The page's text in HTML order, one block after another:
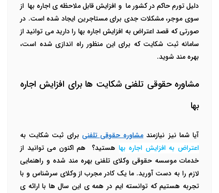
دلیل تورم حاکم در کشور ما و افزایش قابل ملاحظه ی اجاره بها از
سوی موجر، مشکلات جدی برای مستاجرین ایجاد شده است. در
صورتی که قصد اعتراض به افزایش اجاره بها را دارید می توانید از
سامانه ثبت شکایت که برای این منظور راه اندازی شده است،
بهره مند شوید.
مشاوره حقوقی تلفنی شکایت ها برای افزایش اجاره
بها
آیا شما نیز نیازمندمشاوره حقوقی تلفنی برای ثبت شکایت به
اعتراض به افزایش اجاره بها هستید؟
هم اکنون می توانید از
خدمات موسسه حقوقی وکلای تلفنی بهره مند شده و راهنمایی
لازم را به دست آورید. ما یک کادر مجرب از وکلای سرشناس و با
تجربه هستیم که توانسته ایم در همه ی این سال ها با ارائه ی